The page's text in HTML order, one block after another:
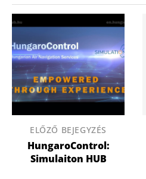
ELŐZŐ BEJEGYZÉS
HungaroControl:
Simulaiton HUB